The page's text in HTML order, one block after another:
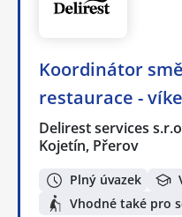
Koordinátor
restaurace -
Delirest services
Kojetín, Přerov
Plný úvazek
Vhodné také pro